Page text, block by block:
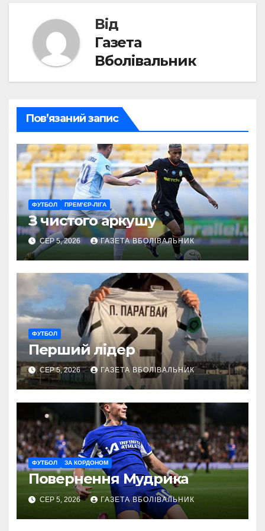
Від
Газета
Вболівальник
Пов’язаний запис
ФУТБОЛ ПРЕМ’ЄР-ЛІГА
З чистого аркушу
СЕР 5, 2026 ГАЗЕТА ВБОЛІВАЛЬНИК
ФУТБОЛ
Перший лідер
СЕР 5, 2026 ГАЗЕТА ВБОЛІВАЛЬНИК
ФУТБОЛ ЗА КОРДОНОМ
Повернення Мудрика
СЕР 5, 2026 ГАЗЕТА ВБОЛІВАЛЬНИК